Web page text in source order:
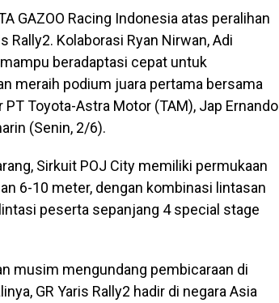
GAZOO Racing Indonesia atas peralihan
Rally2. Kolaborasi Ryan Nirwan, Adi
beradaptasi cepat untuk
meraih podium juara pertama bersama
PT Toyota-Astra Motor (TAM), Jap Ernando
(Senin, 2/6).
Sirkuit POJ City memiliki permukaan
6-10 meter, dengan kombinasi lintasan
peserta sepanjang 4 special stage
musim mengundang pembicaraan di
GR Yaris Rally2 hadir di negara Asia